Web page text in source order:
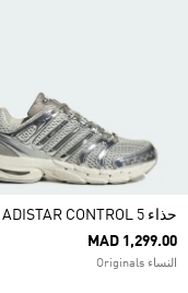
حذاء ADISTAR CONTROL 5
MAD 1,299.00
النساء Originals